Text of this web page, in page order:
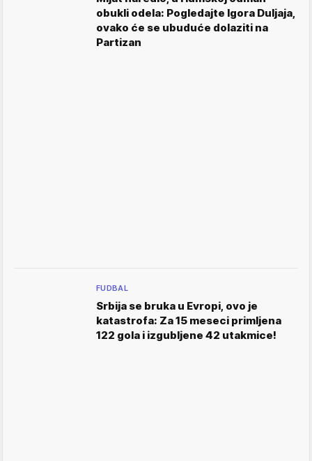
obukli odela: Pogledajte Igora Duljaja,
ovako će se ubuduće dolaziti na
Partizan
FUDBAL
Srbija se bruka u Evropi, ovo je
katastrofa: Za 15 meseci primljena
122 gola i izgubljene 42 utakmice!